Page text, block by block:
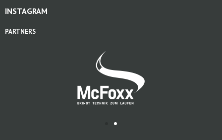
INSTAGRAM
PARTNERS